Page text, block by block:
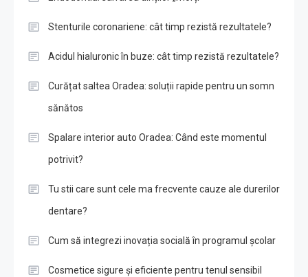
Stenturile coronariene: cât timp rezistă rezultatele?
Acidul hialuronic în buze: cât timp rezistă rezultatele?
Curățat saltea Oradea: soluții rapide pentru un somn
sănătos
Spalare interior auto Oradea: Când este momentul
potrivit?
Tu stii care sunt cele ma frecvente cauze ale durerilor
dentare?
Cum să integrezi inovația socială în programul școlar
Cosmetice sigure și eficiente pentru tenul sensibil